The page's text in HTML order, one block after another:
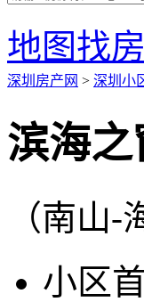
地图找房
深圳房产网 > 深圳小
滨海之
（南山
小区